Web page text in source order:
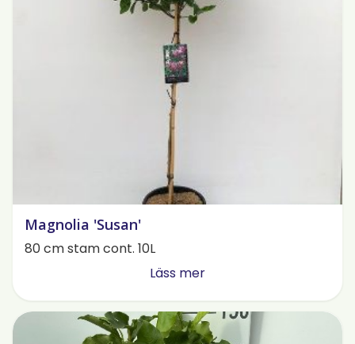
Magnolia 'Susan'
80 cm stam cont. 10L
Läss mer